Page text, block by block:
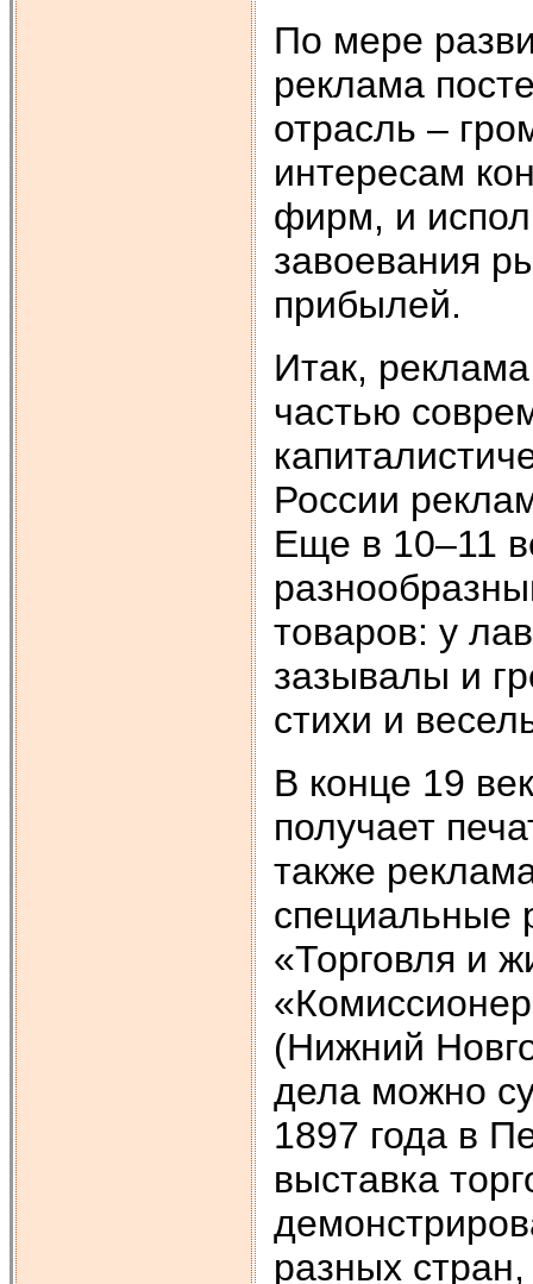
По мере
реклама
отрасль –
интересам
фирм, и
завоевания
прибылей.
Итак,
частью
России
Еще в 10–11
товаров: у
зазывалы и
стихи и
В конце 19
получает
также
специальные
«Торговля и
(Нижний
дела можно
1897 года в
выставка
разных